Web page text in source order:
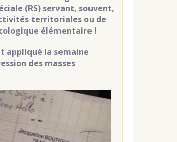
(RS) servant, souvent,
territoriales ou de
élémentaire !
appliqué la semaine
des masses